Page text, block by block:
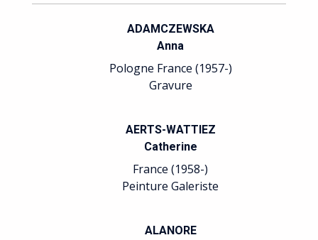
ADAMCZEWSKA
Anna
Pologne France (1957-)
Gravure
AERTS-WATTIEZ
Catherine
France (1958-)
Peinture Galeriste
ALANORE